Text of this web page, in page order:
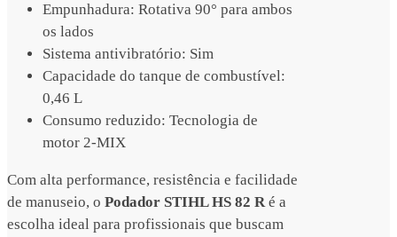
Empunhadura: Rotativa 90° para ambos
os lados
Sistema antivibratório: Sim
Capacidade do tanque de combustível:
0,46 L
Consumo reduzido: Tecnologia de
motor 2-MIX
Com alta performance, resistência e facilidade
de manuseio, o Podador STIHL HS 82 Ré a
escolha ideal para profissionais que buscam